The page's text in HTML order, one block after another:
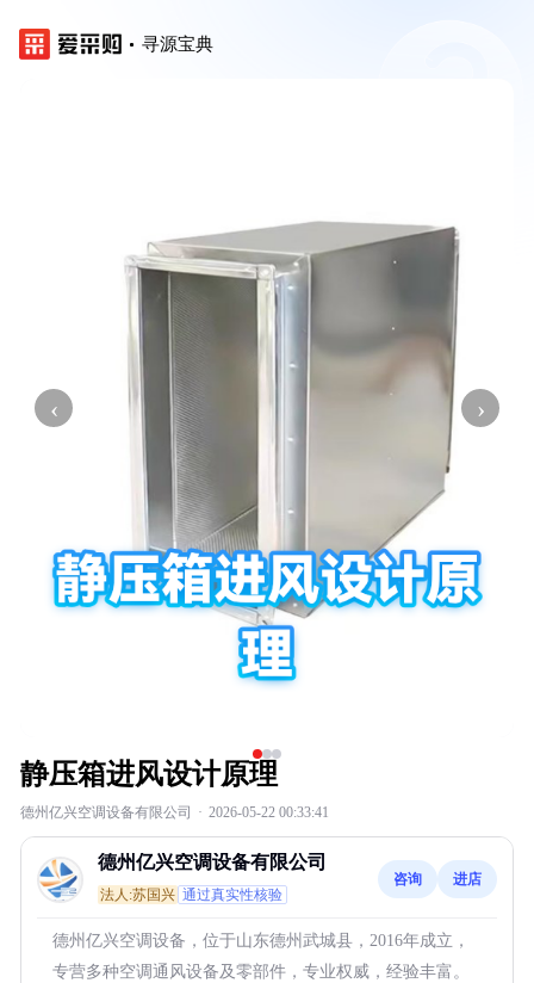
寻源宝典
‹ ›
静压箱进风设计原理
德州亿兴空调设备有限公司 · 2026-05-22 00:33:41
德州亿兴空调设备有限公司
法人:苏国兴 通过真实性核验
咨询 进店
德州亿兴空调设备，位于山东德州武城县，2016年成立，
专营多种空调通风设备及零部件，专业权威，经验丰富。